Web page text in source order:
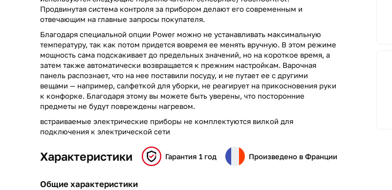
Продвинутая система контроля за прибором делают его современным и
отвечающим на главные запросы покупателя.
Благодаря специальной опции Power можно не устанавливать максимальную
температуру, так как потом придется вовремя ее менять вручную. В этом режиме
мощность сама подскакивает до предельных значений, но на короткое время, а
затем также автоматически возвращается к прежним настройкам. Варочная
панель распознает, что на нее поставили посуду, и не путает ее с другими
вещами — например, салфеткой для уборки, не реагирует на прикосновения руки
к конфорке. Благодаря этому вы можете быть уверены, что посторонние
предметы не будут повреждены нагревом.
встраиваемые электрические приборы не комплектуются вилкой для
подключения к электрической сети
Характеристики Гарантия 1 год Произведено в Франции
Общие характеристики